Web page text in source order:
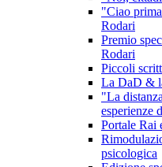
"Ciao
Rodari
Premio
Rodari
Piccoli
La DaD &
"La
esperienze
Portale Rai
psicologica